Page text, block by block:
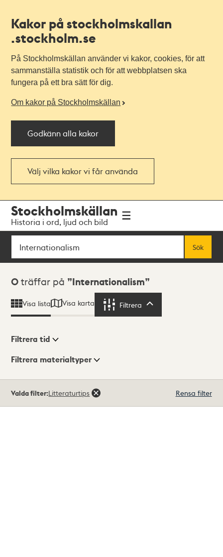
Kakor på stockholmskallan
.stockholm.se
På Stockholmskällan använder vi kakor, cookies, för att
sammanställa statistik och för att webbplatsen ska
fungera på ett bra sätt för dig.
Om kakor på Stockholmskällan
Godkänn alla kakor
Välj vilka kakor vi får använda
navigationen
huvudinnehållet
Stockholmskällan
Historia i ord, ljud och bild
Sök
Sök
Sökresultat
0 träffar på Internationalism
Visa lista Visa karta Filtrera
Visningsläge
Filtrera tid
Filtrera materialtyper
träffar
Valda filter:Litteraturtips Rensa filter